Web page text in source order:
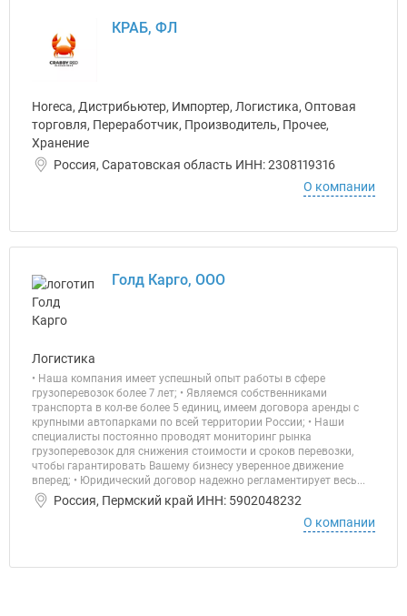
КРАБ, ФЛ
Horeca, Дистрибьютер, Импортер, Логистика, Оптовая
торговля, Переработчик, Производитель, Прочее,
Хранение
Россия, Саратовская область ИНН: 2308119316
О компании
Голд Карго, ООО
Логистика
• Наша компания имеет успешный опыт работы в сфере
грузоперевозок более 7 лет; • Являемся собственниками
транспорта в кол-ве более 5 единиц, имеем договора аренды с
крупными автопарками по всей территории России; • Наши
специалисты постоянно проводят мониторинг рынка
грузоперевозок для снижения стоимости и сроков перевозки,
чтобы гарантировать Вашему бизнесу уверенное движение
вперед; • Юридический договор надежно регламентирует весь...
Россия, Пермский край ИНН: 5902048232
О компании